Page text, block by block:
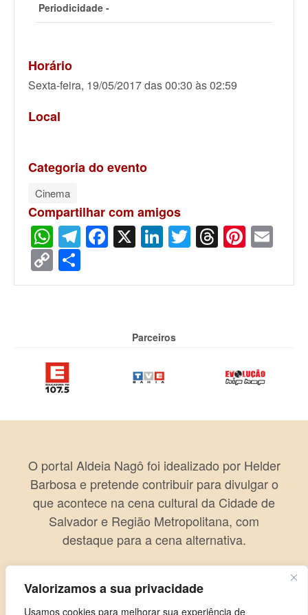
Valorizamos a sua privacidade
Usamos cookies para melhorar sua experiência de
Periodicidade -
Horário
Sexta-feira, 19/05/2017 das 00:30 às 02:59
Local
Categoria do evento
Cinema
Compartilhar com amigos
WhatsApp
Telegram
Facebook
X LinkedIn
Twitter
Threads
Copy
Link
Parceiros
O portal Aldeia Nagô foi idealizado por Helder
Barbosa e pretende contribuir para divulgar o
que acontece na cena cultural da Cidade de
Salvador e Região Metropolitana, com
destaque para a cena alternativa.